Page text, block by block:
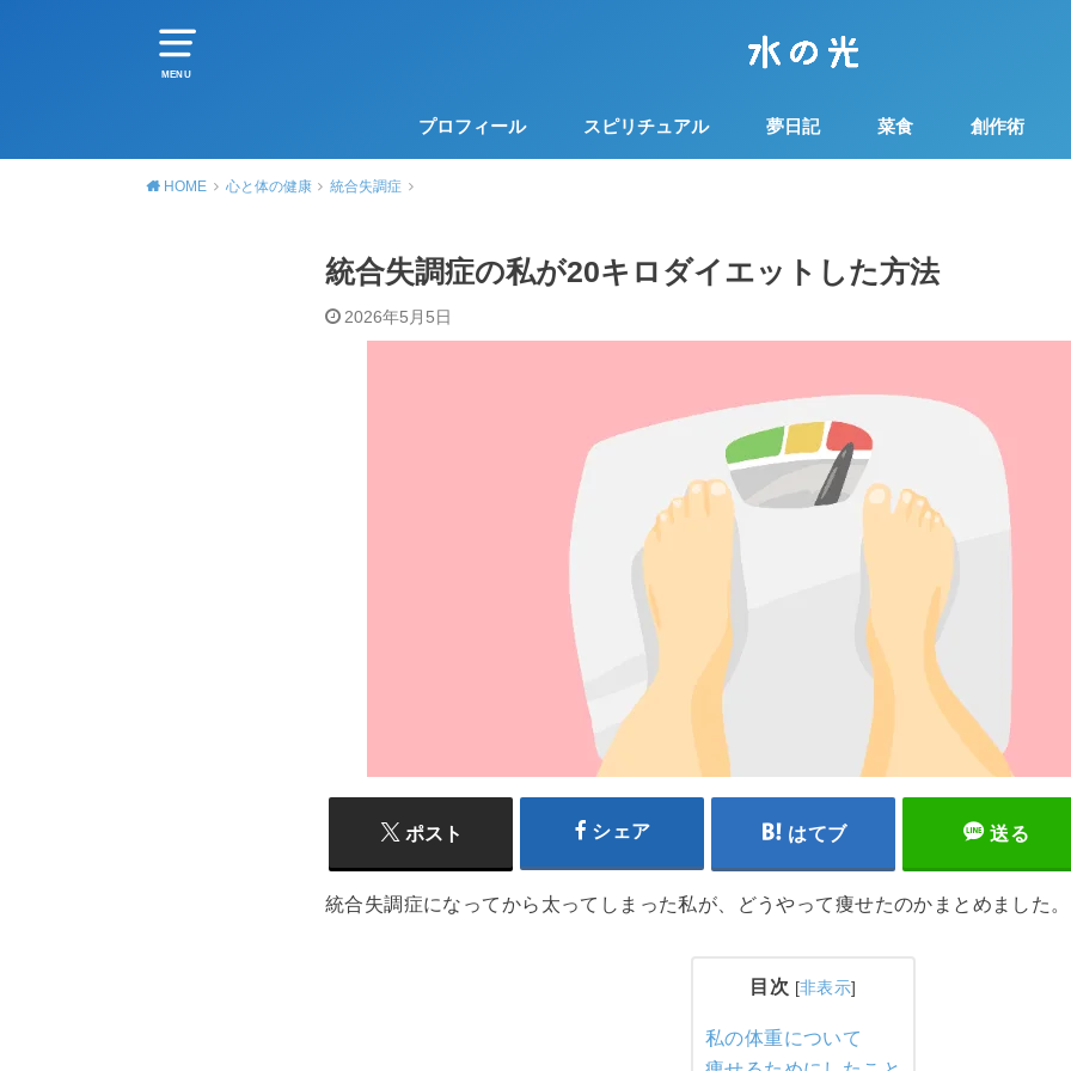
MENU
プロフィール スピリチュアル 夢日記 菜食 創作術
HOME 心と体の健康 統合失調症
統合失調症の私が20キロダイエットした方法
2026年5月5日
ポスト シェア はてブ 送る
統合失調症になってから太ってしまった私が、どうやって痩せたのかまとめました。
目次 [非表示]
私の体重について